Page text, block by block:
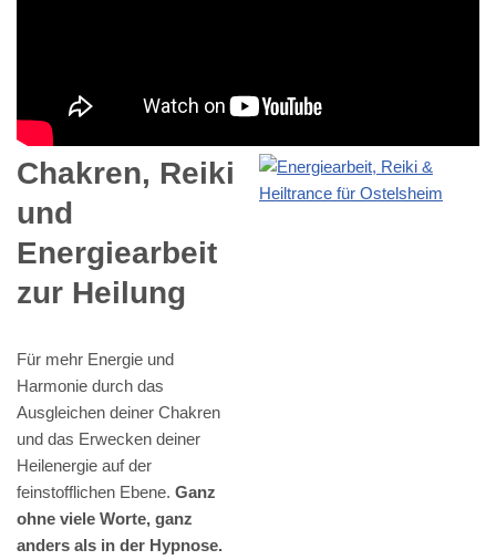
Chakren, Reiki
und
Energiearbeit
zur Heilung
Für mehr Energie und
Harmonie durch das
Ausgleichen deiner Chakren
und das Erwecken deiner
Heilenergie auf der
feinstofflichen Ebene. Ganz
ohne viele Worte, ganz
anders als in der Hypnose.